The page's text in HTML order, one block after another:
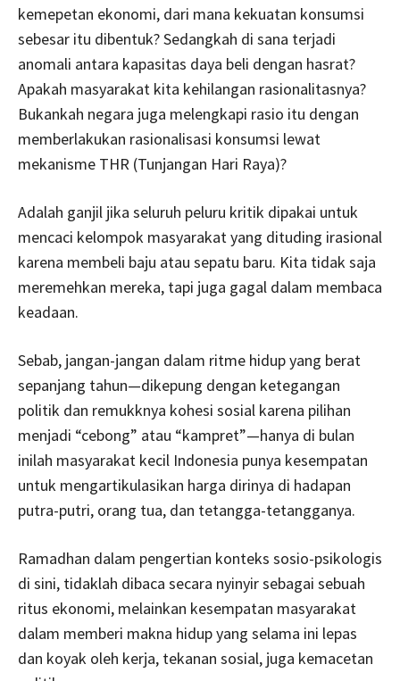
kemepetan ekonomi, dari mana kekuatan konsumsi
sebesar itu dibentuk? Sedangkah di sana terjadi
anomali antara kapasitas daya beli dengan hasrat?
Apakah masyarakat kita kehilangan rasionalitasnya?
Bukankah negara juga melengkapi rasio itu dengan
memberlakukan rasionalisasi konsumsi lewat
mekanisme THR (Tunjangan Hari Raya)?
Adalah ganjil jika seluruh peluru kritik dipakai untuk
mencaci kelompok masyarakat yang dituding irasional
karena membeli baju atau sepatu baru. Kita tidak saja
meremehkan mereka, tapi juga gagal dalam membaca
keadaan.
Sebab, jangan-jangan dalam ritme hidup yang berat
sepanjang tahun—dikepung dengan ketegangan
politik dan remukknya kohesi sosial karena pilihan
menjadi “cebong” atau “kampret”—hanya di bulan
inilah masyarakat kecil Indonesia punya kesempatan
untuk mengartikulasikan harga dirinya di hadapan
putra-putri, orang tua, dan tetangga-tetangganya.
Ramadhan dalam pengertian konteks sosio-psikologis
di sini, tidaklah dibaca secara nyinyir sebagai sebuah
ritus ekonomi, melainkan kesempatan masyarakat
dalam memberi makna hidup yang selama ini lepas
dan koyak oleh kerja, tekanan sosial, juga kemacetan